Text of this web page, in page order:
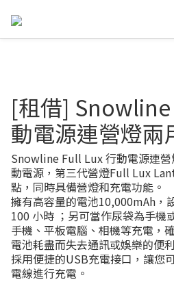
[租借]
動電源連營燈兩
Snowline Full Lux 行動電源連
動電源，第三代營燈Full Lux
點，同時具備營燈和充電功能。
擁有高容量的電池10,000mAh，
100 小時 ；另可當作尿袋為手機
手機、平板電腦、相機等充電，
電池耗盡而失去通訊或娛樂的便
採用便捷的USB充電接口，讓您
電線進行充電。